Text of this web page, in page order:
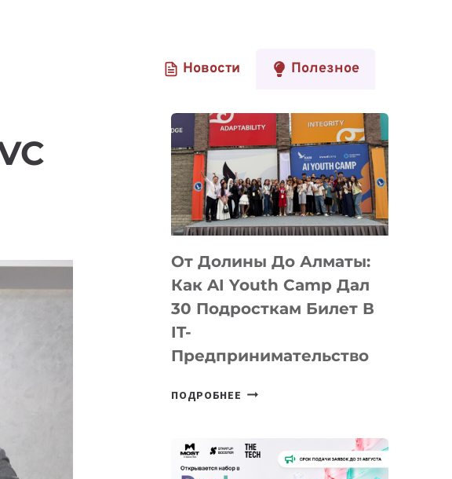
Новости Полезное
От Долины До Алматы:
Как AI Youth Camp Дал
30 Подросткам Билет В
IT-
Предпринимательство
ПОДРОБНЕЕ ОТ
АЛМАТЫ: